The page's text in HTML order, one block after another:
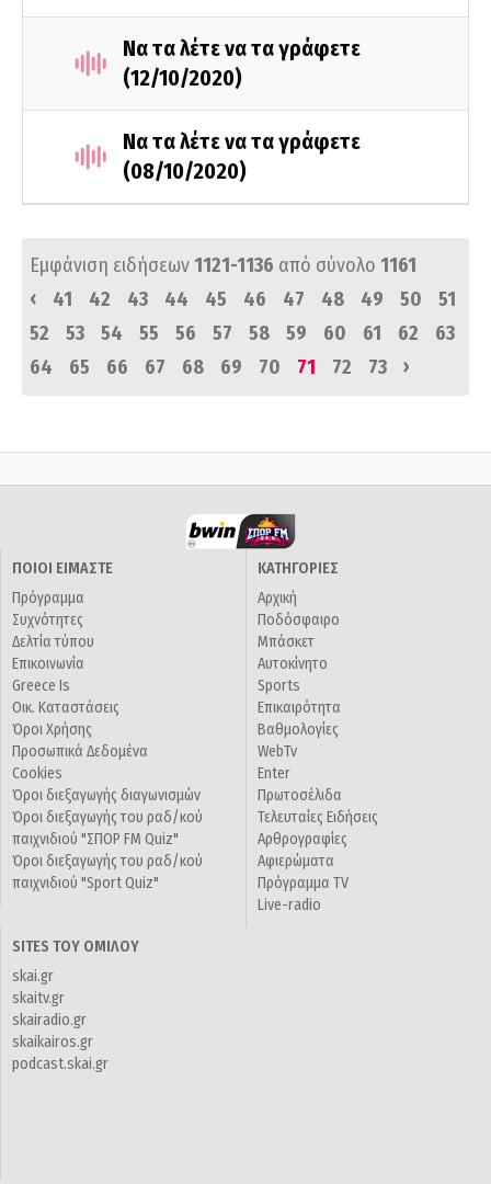
Να τα λέτε να τα γράφετε
(12/10/2020)
Να τα λέτε να τα γράφετε
(08/10/2020)
Εμφάνιση ειδήσεων1121-1136 από σύνολο 1161
‹
41 42 43 44 45 46 47 48 49 50
51
52
53 54 55 56 57 58 59 60 61 62
63
64
65 66 67 68 69 70 71 72 73 ›
ΠΟΙΟΙ ΕΙΜΑΣΤΕ
Πρόγραμμα
Συχνότητες
Δελτία τύπου
Επικοινωνία
Greece Is
Οικ. Καταστάσεις
Όροι Χρήσης
Προσωπικά Δεδομένα
Cookies
Όροι διεξαγωγής διαγωνισμών
Όροι διεξαγωγής του ραδ/κού
παιχνιδιού "ΣΠΟΡ FM Quiz"
Όροι διεξαγωγής του ραδ/κού
παιχνιδιού "Sport Quiz"
ΚΑΤΗΓΟΡΙΕΣ
Αρχική
Ποδόσφαιρο
Μπάσκετ
Αυτοκίνητο
Sports
Επικαιρότητα
Βαθμολογίες
WebTv
Enter
Πρωτοσέλιδα
Τελευταίες Ειδήσεις
Αρθρογραφίες
Αφιερώματα
Πρόγραμμα TV
Live-radio
SITES ΤΟΥ ΟΜΙΛΟΥ
skai.gr
skaitv.gr
skairadio.gr
skaikairos.gr
podcast.skai.gr